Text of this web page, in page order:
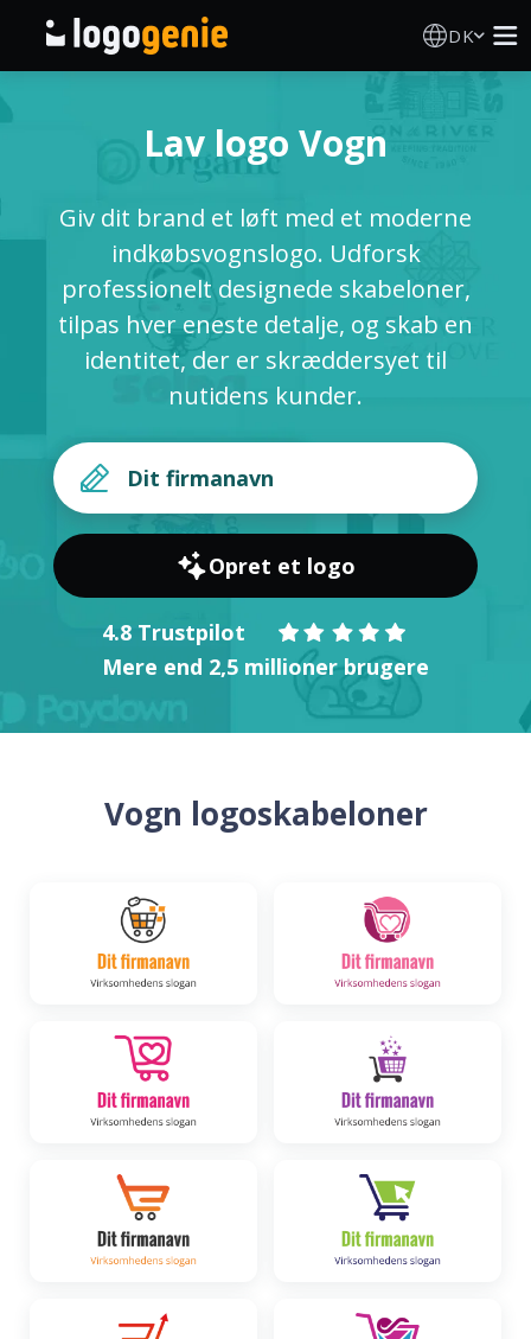
DK
AI logogenerator
Logoidéer
Trykte produkter
LOG IND
Lav logo Vogn
Giv dit brand et løft med et moderne
indkøbsvognslogo. Udforsk
professionelt designede skabeloner,
tilpas hver eneste detalje, og skab en
identitet, der er skræddersyet til
nutidens kunder.
Opret et logo
4.8 Trustpilot
Mere end 2,5 millioner brugere
Vogn logoskabeloner